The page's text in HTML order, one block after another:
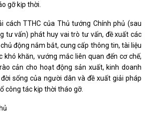
gỡ kịp thời.
cách TTHC của Thủ tướng Chính phủ (sau
tư vấn) phát huy vai trò tư vấn, đề xuất các
động nắm bắt, cung cấp thông tin, tài liệu
khó khăn, vướng mắc liên quan đến cơ chế,
cản cho hoạt động sản xuất, kinh doanh
sống của người dân và đề xuất giải pháp
công tác kịp thời tháo gỡ.